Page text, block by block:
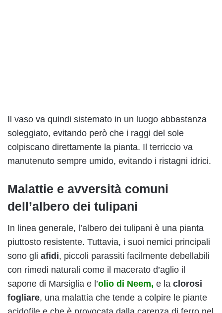
Il vaso va quindi sistemato in un luogo abbastanza
soleggiato, evitando però che i raggi del sole
colpiscano direttamente la pianta. Il terriccio va
manutenuto sempre umido, evitando i ristagni idrici.
Malattie e avversità comuni
dell’albero dei tulipani
In linea generale, l’albero dei tulipani è una pianta
piuttosto resistente. Tuttavia, i suoi nemici principali
sono gli afidi, piccoli parassiti facilmente debellabili
con rimedi naturali come il macerato d’aglio il
sapone di Marsiglia e l’olio di Neem, e la clorosi
fogliare, una malattia che tende a colpire le piante